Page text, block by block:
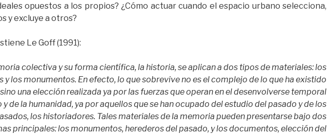
opuestos a los propios? ¿Cómo actuar cuando el espacio urbano selecciona,
y excluye a otros?
Le Goff (1991):
colectiva y su forma científica, la historia, se aplican a dos tipos de materiales: los
y los monumentos. En efecto, lo que sobrevive no es el complejo de lo que ha existido
una elección realizada ya por las fuerzas que operan en el desenvolverse temporal
y de la humanidad, ya por aquellos que se han ocupado del estudio del pasado y de los
los historiadores. Tales materiales de la memoria pueden presentarse bajo dos
principales: los monumentos, herederos del pasado, y los documentos, elección del